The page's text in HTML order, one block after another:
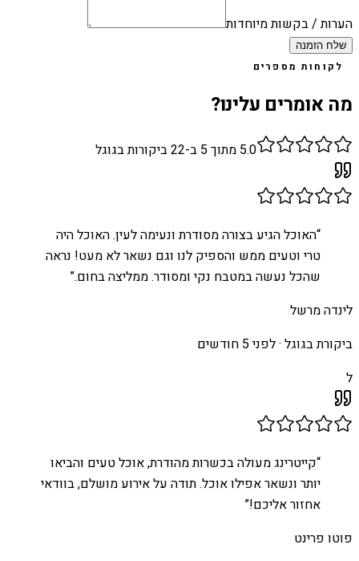
הערות / בקשות מיוחדות
שלח הזמנה
לקוחות מספרים
מה אומרים עלינו?
5.0 מתוך 5 ב- 22ביקורות בגוגל
“האוכל הגיע בצורה מסודרת ונעימה לעין. האוכל היה
טרי וטעים ממש והספיק לנו וגם נשאר לא מעט! נראה
שהכל נעשה במטבח נקי ומסודר. ממליצה בחום.”
לינדה מרשל
ביקורת בגוגל ·לפני 5 חודשים
ל
“קייטרינג מעולה בכשרות מהודרת, אוכל טעים והביאו
יותר ונשאר אפילו אוכל. תודה על אירוע מושלם, בוודאי
אחזור אליכם!”
פוטו פרינט